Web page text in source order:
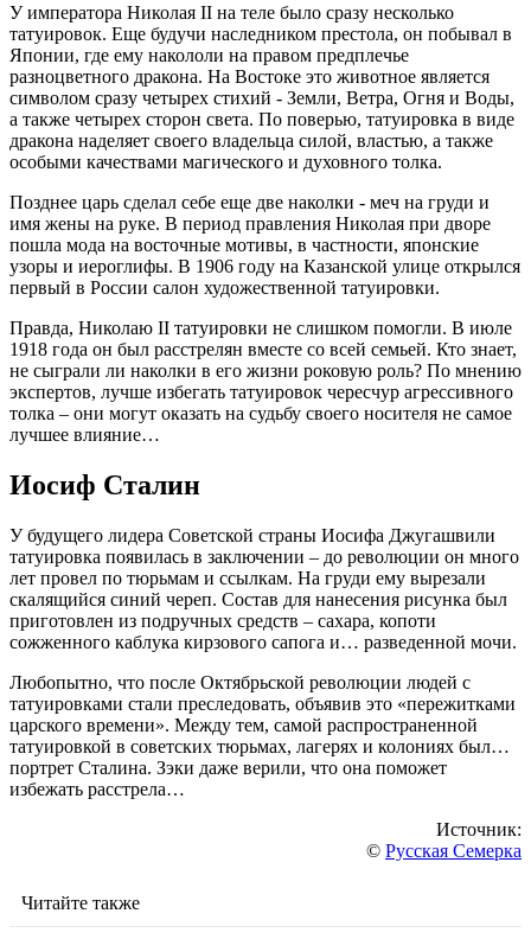
У императора Николая II на теле было сразу несколько
татуировок. Еще будучи наследником престола, он побывал в
Японии, где ему накололи на правом предплечье
разноцветного дракона. На Востоке это животное является
символом сразу четырех стихий - Земли, Ветра, Огня и Воды,
а также четырех сторон света. По поверью, татуировка в виде
дракона наделяет своего владельца силой, властью, а также
особыми качествами магического и духовного толка.
Позднее царь сделал себе еще две наколки - меч на груди и
имя жены на руке. В период правления Николая при дворе
пошла мода на восточные мотивы, в частности, японские
узоры и иероглифы. В 1906 году на Казанской улице открылся
первый в России салон художественной татуировки.
Правда, Николаю II татуировки не слишком помогли. В июле
1918 года он был расстрелян вместе со всей семьей. Кто знает,
не сыграли ли наколки в его жизни роковую роль? По мнению
экспертов, лучше избегать татуировок чересчур агрессивного
толка – они могут оказать на судьбу своего носителя не самое
лучшее влияние…
Иосиф Сталин
У будущего лидера Советской страны Иосифа Джугашвили
татуировка появилась в заключении – до революции он много
лет провел по тюрьмам и ссылкам. На груди ему вырезали
скалящийся синий череп. Состав для нанесения рисунка был
приготовлен из подручных средств – сахара, копоти
сожженного каблука кирзового сапога и… разведенной мочи.
Любопытно, что после Октябрьской революции людей с
татуировками стали преследовать, объявив это «пережитками
царского времени». Между тем, самой распространенной
татуировкой в советских тюрьмах, лагерях и колониях был…
портрет Сталина. Зэки даже верили, что она поможет
избежать расстрела…
Источник:
© Русская Семерка
Читайте также